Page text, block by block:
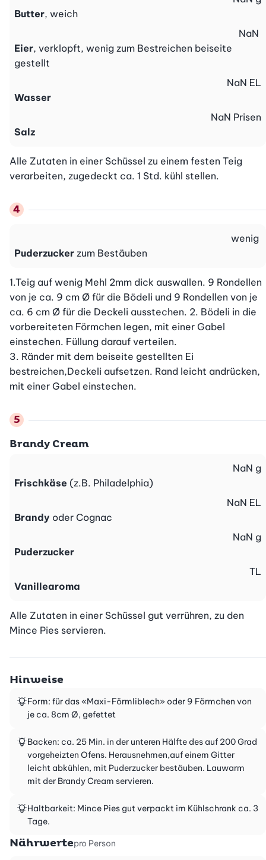
Butter, weich
Eier, verklopft, wenig zum Bestreichen beiseite
gestellt
NaN
Wasser
NaN EL
Salz
NaN Prisen
Alle Zutaten in einer Schüssel zu einem festen Teig
verarbeiten, zugedeckt ca. 1 Std. kühl stellen.
Puderzucker zum Bestäuben
wenig
1.Teig auf wenig Mehl 2mm dick auswallen. 9 Rondellen
von je ca. 9 cm Ø für die Bödeli und 9 Rondellen von je
ca. 6 cm Ø für die Deckeli ausstechen. 2. Bödeli in die
vorbereiteten Förmchen legen, mit einer Gabel
einstechen. Füllung darauf verteilen.
3. Ränder mit dem beiseite gestellten Ei
bestreichen,Deckeli aufsetzen. Rand leicht andrücken,
mit einer Gabel einstechen.
Brandy Cream
Frischkäse (z.B. Philadelphia)
NaN g
Brandy oder Cognac
NaN EL
Puderzucker
NaN g
Vanillearoma
TL
Alle Zutaten in einer Schüssel gut verrühren, zu den
Mince Pies servieren.
Hinweise
Form: für das «Maxi-Förmliblech» oder 9 Förmchen von
je ca. 8cm Ø, gefettet
Backen: ca. 25 Min. in der unteren Hälfte des auf 200 Grad
vorgeheizten Ofens. Herausnehmen,auf einem Gitter
leicht abkühlen, mit Puderzucker bestäuben. Lauwarm
mit der Brandy Cream servieren.
Haltbarkeit: Mince Pies gut verpackt im Kühlschrank ca. 3
Tage.
Nährwertepro Person